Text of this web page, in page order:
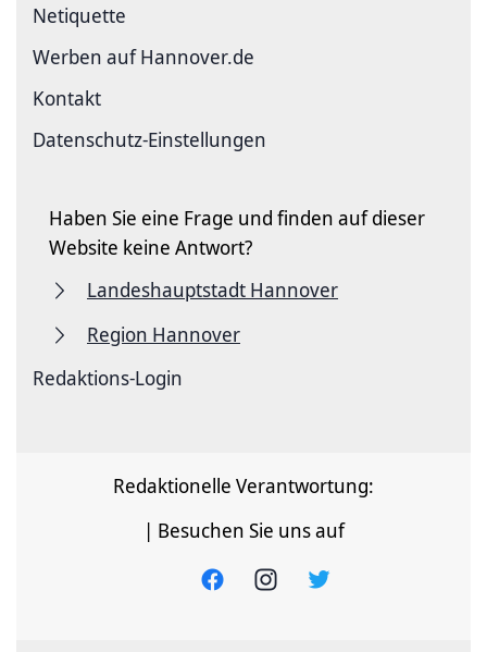
Netiquette
Werben auf Hannover.de
Kontakt
Datenschutz-Einstellungen
Haben Sie eine Frage und finden auf dieser
Website keine Antwort?
Landeshauptstadt Hannover
Region Hannover
Redaktions-Login
Redaktionelle Verantwortung:
| Besuchen Sie uns auf